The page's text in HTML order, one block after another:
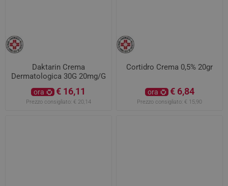
Daktarin Crema
Dermatologica 30G 20mg/G
ora € 16,11
Prezzo consigliato: € 20,14
Cortidro Crema 0,5% 20gr
ora € 6,84
Prezzo consigliato: € 15,90